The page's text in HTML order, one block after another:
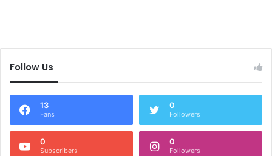
Follow Us
13
Fans
0
Followers
0
Subscribers
0
Followers